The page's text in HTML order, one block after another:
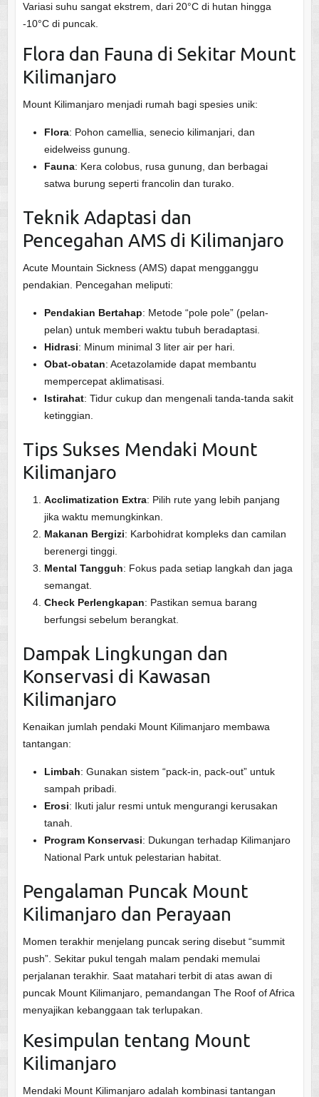
Variasi suhu sangat ekstrem, dari 20°C di hutan hingga
-10°C di puncak.
Flora dan Fauna di Sekitar Mount
Kilimanjaro
Mount Kilimanjaro menjadi rumah bagi spesies unik:
Flora: Pohon camellia, senecio kilimanjari, dan
eidelweiss gunung.
Fauna: Kera colobus, rusa gunung, dan berbagai
satwa burung seperti francolin dan turako.
Teknik Adaptasi dan
Pencegahan AMS di Kilimanjaro
Acute Mountain Sickness (AMS) dapat mengganggu
pendakian. Pencegahan meliputi:
Pendakian Bertahap: Metode “pole pole” (pelan-
pelan) untuk memberi waktu tubuh beradaptasi.
Hidrasi: Minum minimal 3 liter air per hari.
Obat-obatan: Acetazolamide dapat membantu
mempercepat aklimatisasi.
Istirahat: Tidur cukup dan mengenali tanda-tanda sakit
ketinggian.
Tips Sukses Mendaki Mount
Kilimanjaro
Acclimatization Extra: Pilih rute yang lebih panjang
jika waktu memungkinkan.
Makanan Bergizi: Karbohidrat kompleks dan camilan
berenergi tinggi.
Mental Tangguh: Fokus pada setiap langkah dan jaga
semangat.
Check Perlengkapan: Pastikan semua barang
berfungsi sebelum berangkat.
Dampak Lingkungan dan
Konservasi di Kawasan
Kilimanjaro
Kenaikan jumlah pendaki Mount Kilimanjaro membawa
tantangan:
Limbah: Gunakan sistem “pack-in, pack-out” untuk
sampah pribadi.
Erosi: Ikuti jalur resmi untuk mengurangi kerusakan
tanah.
Program Konservasi: Dukungan terhadap Kilimanjaro
National Park untuk pelestarian habitat.
Pengalaman Puncak Mount
Kilimanjaro dan Perayaan
Momen terakhir menjelang puncak sering disebut “summit
push”. Sekitar pukul tengah malam pendaki memulai
perjalanan terakhir. Saat matahari terbit di atas awan di
puncak Mount Kilimanjaro, pemandangan The Roof of Africa
menyajikan kebanggaan tak terlupakan.
Kesimpulan tentang Mount
Kilimanjaro
Mendaki Mount Kilimanjaro adalah kombinasi tantangan